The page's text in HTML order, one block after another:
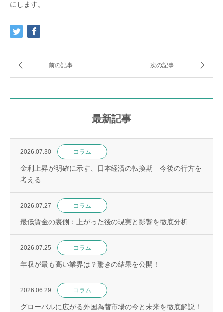
にします。
最新記事
2026.07.30 コラム
金利上昇が明確に示す、日本経済の転換期—今後の行方を
考える
2026.07.27 コラム
最低賃金の裏側：上がった後の現実と影響を徹底分析
2026.07.25 コラム
年収が最も高い業界は？驚きの結果を公開！
2026.06.29 コラム
グローバルに広がる外国為替市場の今と未来を徹底解説！